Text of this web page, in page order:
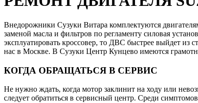
Внедорожники Сузуки Витара комплектуются
заменой масла и фильтров по регламенту силовая
эксплуатировать кроссовер, то ДВС быстрее выйдет
нас в Москве. В Сузуки Центр Кунцево имеются
КОГДА ОБРАЩАТЬСЯ В СЕРВИС
Не нужно ждать, когда мотор заклинит на ходу или
следует обратиться в сервисный центр. Среди